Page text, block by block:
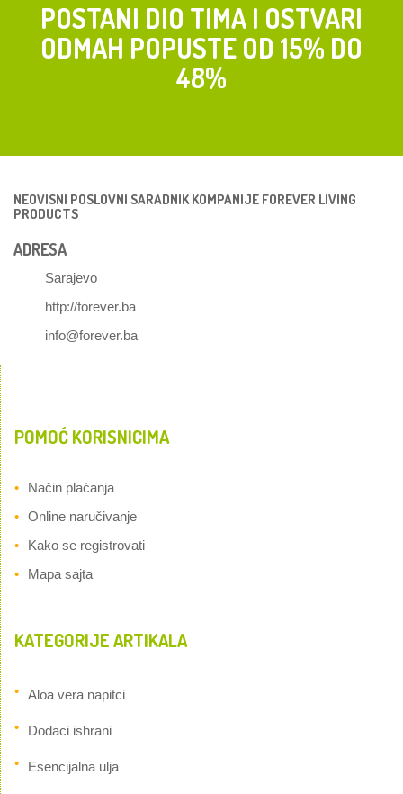
POSTANI DIO TIMA I OSTVARI
ODMAH POPUSTE OD 15% DO
48%
NEOVISNI POSLOVNI SARADNIK KOMPANIJE FOREVER LIVING
PRODUCTS
ADRESA
Sarajevo
http://forever.ba
info@forever.ba
POMOĆ KORISNICIMA
Način plaćanja
Online naručivanje
Kako se registrovati
Mapa sajta
KATEGORIJE ARTIKALA
Aloa vera napitci
Dodaci ishrani
Esencijalna ulja